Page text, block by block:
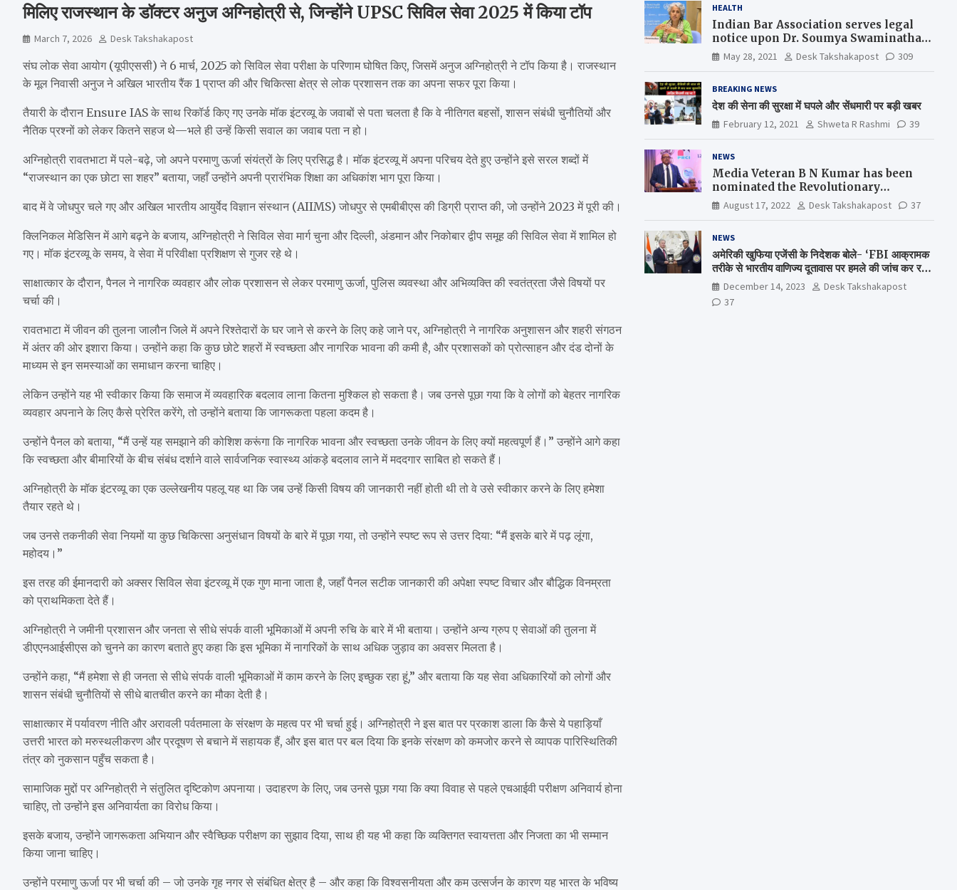
मिलिए राजस्थान के डॉक्टर अनुज अग्निहोत्री से, जिन्होंने UPSC सिविल सेवा 2025 में किया टॉप
March 7, 2026 Desk Takshakapost
संघ लोक सेवा आयोग (यूपीएससी) ने 6 मार्च, 2025 को सिविल सेवा परीक्षा के परिणाम घोषित किए, जिसमें अनुज अग्निहोत्री ने टॉप किया है। राजस्थान
के मूल निवासी अनुज ने अखिल भारतीय रैंक 1 प्राप्त की और चिकित्सा क्षेत्र से लोक प्रशासन तक का अपना सफर पूरा किया।
तैयारी के दौरान Ensure IAS के साथ रिकॉर्ड किए गए उनके मॉक इंटरव्यू के जवाबों से पता चलता है कि वे नीतिगत बहसों, शासन संबंधी चुनौतियों और
नैतिक प्रश्नों को लेकर कितने सहज थे—भले ही उन्हें किसी सवाल का जवाब पता न हो।
अग्निहोत्री रावतभाटा में पले-बढ़े, जो अपने परमाणु ऊर्जा संयंत्रों के लिए प्रसिद्ध है। मॉक इंटरव्यू में अपना परिचय देते हुए उन्होंने इसे सरल शब्दों में
“राजस्थान का एक छोटा सा शहर” बताया, जहाँ उन्होंने अपनी प्रारंभिक शिक्षा का अधिकांश भाग पूरा किया।
बाद में वे जोधपुर चले गए और अखिल भारतीय आयुर्वेद विज्ञान संस्थान (AIIMS) जोधपुर से एमबीबीएस की डिग्री प्राप्त की, जो उन्होंने 2023 में पूरी की।
क्लिनिकल मेडिसिन में आगे बढ़ने के बजाय, अग्निहोत्री ने सिविल सेवा मार्ग चुना और दिल्ली, अंडमान और निकोबार द्वीप समूह की सिविल सेवा में शामिल हो
गए। मॉक इंटरव्यू के समय, वे सेवा में परिवीक्षा प्रशिक्षण से गुजर रहे थे।
साक्षात्कार के दौरान, पैनल ने नागरिक व्यवहार और लोक प्रशासन से लेकर परमाणु ऊर्जा, पुलिस व्यवस्था और अभिव्यक्ति की स्वतंत्रता जैसे विषयों पर
चर्चा की।
रावतभाटा में जीवन की तुलना जालौन जिले में अपने रिश्तेदारों के घर जाने से करने के लिए कहे जाने पर, अग्निहोत्री ने नागरिक अनुशासन और शहरी संगठन
में अंतर की ओर इशारा किया। उन्होंने कहा कि कुछ छोटे शहरों में स्वच्छता और नागरिक भावना की कमी है, और प्रशासकों को प्रोत्साहन और दंड दोनों के
माध्यम से इन समस्याओं का समाधान करना चाहिए।
लेकिन उन्होंने यह भी स्वीकार किया कि समाज में व्यवहारिक बदलाव लाना कितना मुश्किल हो सकता है। जब उनसे पूछा गया कि वे लोगों को बेहतर नागरिक
व्यवहार अपनाने के लिए कैसे प्रेरित करेंगे, तो उन्होंने बताया कि जागरूकता पहला कदम है।
उन्होंने पैनल को बताया, “मैं उन्हें यह समझाने की कोशिश करूंगा कि नागरिक भावना और स्वच्छता उनके जीवन के लिए क्यों महत्वपूर्ण हैं।” उन्होंने आगे कहा
कि स्वच्छता और बीमारियों के बीच संबंध दर्शाने वाले सार्वजनिक स्वास्थ्य आंकड़े बदलाव लाने में मददगार साबित हो सकते हैं।
अग्निहोत्री के मॉक इंटरव्यू का एक उल्लेखनीय पहलू यह था कि जब उन्हें किसी विषय की जानकारी नहीं होती थी तो वे उसे स्वीकार करने के लिए हमेशा
तैयार रहते थे।
जब उनसे तकनीकी सेवा नियमों या कुछ चिकित्सा अनुसंधान विषयों के बारे में पूछा गया, तो उन्होंने स्पष्ट रूप से उत्तर दिया: “मैं इसके बारे में पढ़ लूंगा,
महोदय।”
इस तरह की ईमानदारी को अक्सर सिविल सेवा इंटरव्यू में एक गुण माना जाता है, जहाँ पैनल सटीक जानकारी की अपेक्षा स्पष्ट विचार और बौद्धिक विनम्रता
को प्राथमिकता देते हैं।
अग्निहोत्री ने जमीनी प्रशासन और जनता से सीधे संपर्क वाली भूमिकाओं में अपनी रुचि के बारे में भी बताया। उन्होंने अन्य ग्रुप ए सेवाओं की तुलना में
डीएएनआईसीएस को चुनने का कारण बताते हुए कहा कि इस भूमिका में नागरिकों के साथ अधिक जुड़ाव का अवसर मिलता है।
उन्होंने कहा, “मैं हमेशा से ही जनता से सीधे संपर्क वाली भूमिकाओं में काम करने के लिए इच्छुक रहा हूं,” और बताया कि यह सेवा अधिकारियों को लोगों और
शासन संबंधी चुनौतियों से सीधे बातचीत करने का मौका देती है।
साक्षात्कार में पर्यावरण नीति और अरावली पर्वतमाला के संरक्षण के महत्व पर भी चर्चा हुई। अग्निहोत्री ने इस बात पर प्रकाश डाला कि कैसे ये पहाड़ियाँ
उत्तरी भारत को मरुस्थलीकरण और प्रदूषण से बचाने में सहायक हैं, और इस बात पर बल दिया कि इनके संरक्षण को कमजोर करने से व्यापक पारिस्थितिकी
तंत्र को नुकसान पहुँच सकता है।
सामाजिक मुद्दों पर अग्निहोत्री ने संतुलित दृष्टिकोण अपनाया। उदाहरण के लिए, जब उनसे पूछा गया कि क्या विवाह से पहले एचआईवी परीक्षण अनिवार्य होना
चाहिए, तो उन्होंने इस अनिवार्यता का विरोध किया।
इसके बजाय, उन्होंने जागरूकता अभियान और स्वैच्छिक परीक्षण का सुझाव दिया, साथ ही यह भी कहा कि व्यक्तिगत स्वायत्तता और निजता का भी सम्मान
किया जाना चाहिए।
उन्होंने परमाणु ऊर्जा पर भी चर्चा की – जो उनके गृह नगर से संबंधित क्षेत्र है – और कहा कि विश्वसनीयता और कम उत्सर्जन के कारण यह भारत के भविष्य
HEALTH
Indian Bar Association serves legal
notice upon Dr. Soumya Swaminathan,
the Chief Scientist, WHO
May 28, 2021 Desk Takshakapost 309
BREAKING NEWS
देश की सेना की सुरक्षा में घपले और सेंधमारी पर बड़ी खबर
February 12, 2021 Shweta R Rashmi 39
NEWS
Media Veteran B N Kumar has been
nominated the Revolutionary
Comrade Shiv Varma Media Award
2022-23
August 17, 2022 Desk Takshakapost 37
NEWS
अमेरिकी खुफिया एजेंसी के निदेशक बोले- ‘FBI आक्रामक
तरीके से भारतीय वाणिज्य दूतावास पर हमले की जांच कर रही
है’ December 14, 2023
Desk Takshakapost
37